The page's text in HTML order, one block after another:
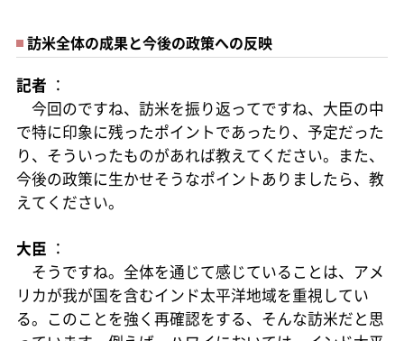
訪米全体の成果と今後の政策への反映
記者 ：
今回のですね、訪米を振り返ってですね、大臣の中
で特に印象に残ったポイントであったり、予定だった
り、そういったものがあれば教えてください。また、
今後の政策に生かせそうなポイントありましたら、教
えてください。
大臣 ：
そうですね。全体を通じて感じていることは、アメ
リカが我が国を含むインド太平洋地域を重視してい
る。このことを強く再確認をする、そんな訪米だと思